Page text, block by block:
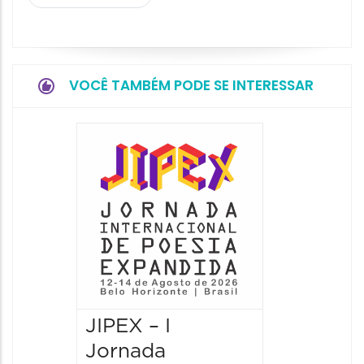
VOCÊ TAMBÉM PODE SE INTERESSAR
JIPEX – I
Jornada